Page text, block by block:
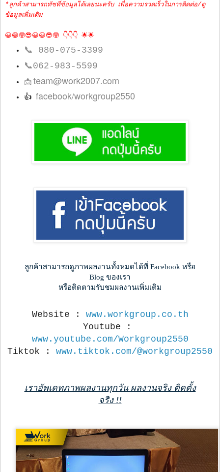
*ลูกค้าสามารถทัชที่ข้อมูลได้เลยนะครับ เพื่อความรวดเร็วในการติดต่อ/ดู
ข้อมูลเพิ่มเติม
😀😁🤓😎😀😃😎🤓 👇👇👇 🌟🌟
📞 080-075-3399
📞062-983-5599
📩team@work2007.com
👍 facebook/workgroup2550
ลูกค้าสามารถดูภาพผลงานทั้งหมดได้ที่ Facebook หรือ
Blog ของเรา
หรือติดตามรับชมผลงานเพิ่มเติม
Website : www.workgroup.co.th
www.youtube.com/Workgroup2550
Tiktok : www.tiktok.com/@workgroup2550
เราอัพเดทภาพผลงานทุกวัน ผลงานจริง ติดตั้ง
จริง !!